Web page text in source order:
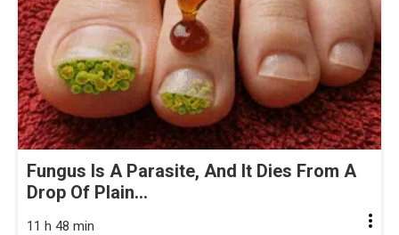
Fungus Is A Parasite, And It Dies From A
Drop Of Plain...
11 h 48 min